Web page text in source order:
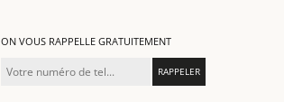
ON VOUS RAPPELLE GRATUITEMENT